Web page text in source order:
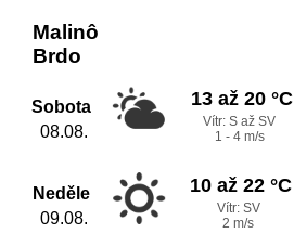
Malinô
Brdo
Sobota
08.08.
13 až 20 °C
Vítr: S až SV
1 - 4 m/s
Neděle
09.08.
10 až 22 °C
Vítr: SV
2 m/s